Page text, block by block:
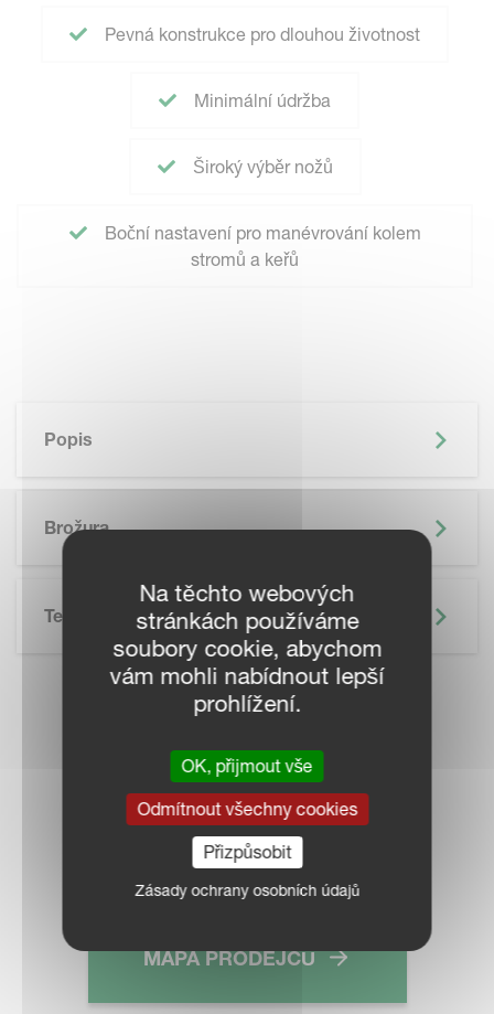
Pevná konstrukce pro dlouhou životnost
Minimální údržba
Široký výběr nožů
Boční nastavení pro manévrování kolem
stromů a keřů
Popis
Brožura
Technické Údaje
KONTAKTUJTE
PRODEJCE VE
VAŠEM OKOLÍ
MAPA PRODEJCŮ
Na těchto webových
stránkách používáme
soubory cookie, abychom
vám mohli nabídnout lepší
prohlížení.
OK, přijmout vše
Odmítnout všechny cookies
Přizpůsobit
Zásady ochrany osobních údajů